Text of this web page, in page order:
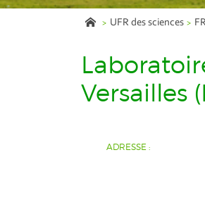
UFR des sciences FR
Versailles
ADRESSE :